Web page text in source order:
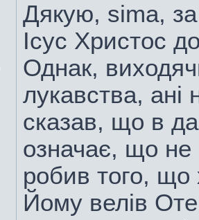
Дякую, sima,
Ісус Христос
Однак,
лукавства, ані
сказав, що в
означає, що не
робив того,
Йому велів